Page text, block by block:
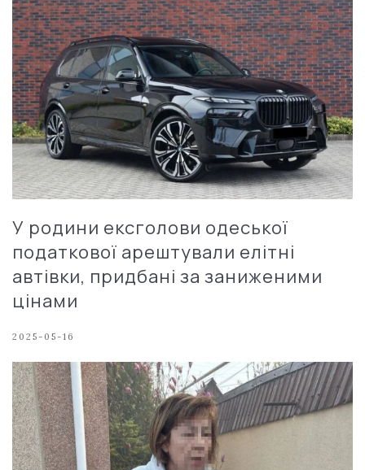
У родини ексголови одеської
податкової арештували елітні
автівки, придбані за заниженими
цінами
2025-05-16